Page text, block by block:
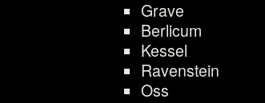
Grave
Berlicum
Kessel
Ravenstein
Oss